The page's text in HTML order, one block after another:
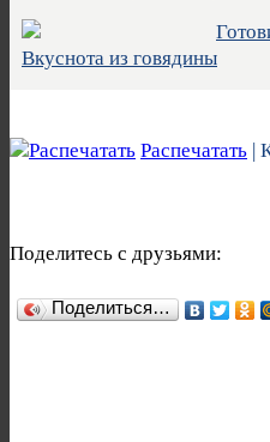
Вкуснота из говядины
Распечатать |
Поделитесь с друзьями:
Поделиться…